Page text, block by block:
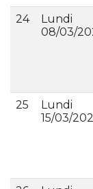
24
Lundi
08/03/
25
Lundi
15/03/